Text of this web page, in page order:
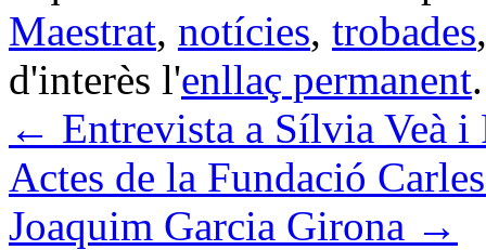
Maestrat, notícies, trobades
d'interès l'enllaç permanent.
← Entrevista a Sílvia Veà i
Actes de la Fundació
Joaquim Garcia Girona →